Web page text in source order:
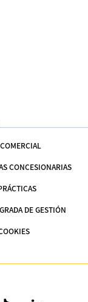
CONCESIONARIAS
DE GESTIÓN